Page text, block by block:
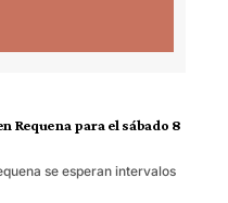
Requena para el sábado 8
se esperan intervalos